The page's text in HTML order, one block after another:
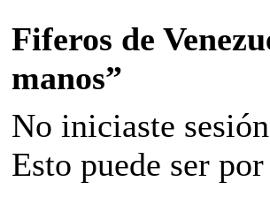
Fiferos de
manos”
No iniciaste
Esto puede ser